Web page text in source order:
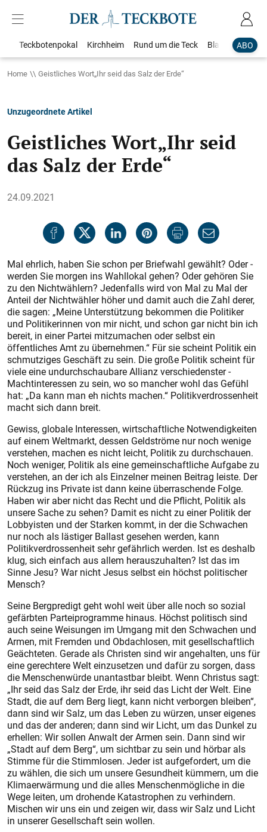
ABO
Teckbotenpokal Kirchheim Rund um die Teck Blaulicht
Home Geistliches Wort„Ihr seid das Salz der Erde“
Unzugeordnete Artikel
Geistliches Wort„Ihr seid
das Salz der Erde“
24.09.2021
Mal ehrlich, haben Sie schon per Briefwahl gewählt? Oder ­
werden Sie morgen ins Wahllokal gehen? Oder gehören Sie
zu den Nichtwählern? Jedenfalls wird von Mal zu Mal der
Anteil der Nichtwähler höher und ­damit auch die Zahl derer,
die sagen: „Meine Unterstützung bekommen die Politiker
und Politikerinnen von mir nicht, und schon gar nicht bin ich
bereit, in einer Partei mitzumachen oder selbst ein
öffentliches Amt zu übernehmen.“ Für sie scheint Politik ein
schmutziges Geschäft zu sein. Die große Politik scheint für
viele eine undurchschaubare Allianz verschiedenster ­
Machtinteressen zu sein, wo so mancher wohl das Gefühl
hat: „Da kann man eh nichts machen.“ Politikverdrossenheit
macht sich dann breit.
Gewiss, globale Interessen, wirtschaftliche ­Notwendigkeiten
auf einem Weltmarkt, ­dessen Geldströme nur noch ­wenige
verstehen, machen es nicht leicht, Politik zu ­durchschauen.
Noch weniger, Politik als eine gemeinschaftliche Aufgabe zu
verstehen, an der ich als Einzelner meinen Beitrag leiste. Der
Rückzug ins Private ist dann keine überraschende Folge.
Haben wir aber nicht das Recht und die Pflicht, Politik als
unsere Sache zu sehen? Damit es nicht zu einer Politik der
Lobbyisten und der Starken kommt, in der die Schwachen
nur noch als ­lästiger Ballast gesehen werden, kann
Politikverdrossenheit sehr gefährlich werden. Ist es deshalb
klug, sich einfach aus allem herauszuhalten? Ist das im
Sinne Jesu? War nicht Jesus selbst ein höchst politischer
Mensch?
Seine Bergpredigt geht wohl weit über alle noch so sozial
gefärbten Parteiprogramme hinaus. Höchst politisch sind
auch seine Weisungen im Umgang mit den Schwachen und
Armen, mit Fremden und Obdachlosen, mit gesellschaftlich
Geächteten. Gerade als Christen sind wir ange­halten, uns für
eine ­gerechtere Welt einzusetzen und dafür zu sorgen, dass
die Menschenwürde unantastbar bleibt. Wenn Chris­tus sagt:
„Ihr seid das Salz der Erde, ihr seid das Licht der Welt. Eine
Stadt, die auf dem Berg liegt, kann nicht verborgen bleiben“,
dann sind wir Salz, um das Leben zu würzen, unser ­eigenes
und das der anderen; dann sind wir Licht, um das Dunkel zu
­erhellen: Wir sollen Anwalt der Armen sein. Dann sind wir
„Stadt auf dem Berg“, um sichtbar zu sein und hörbar als
Stimme für die Stimmlosen. Jeder ist aufgefordert, um die
zu wählen, die sich um unsere Gesundheit kümmern, um die
Klima­erwärmung und die alles Menschenmögliche in die
Wege leiten, um drohende Katastrophen zu verhindern.
Mischen wir uns ein und zeigen wir, dass wir Salz und Licht
in unserer Gesellschaft sein wollen.